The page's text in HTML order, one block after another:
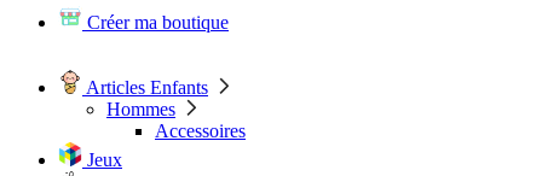
Créer ma boutique
Articles Enfants
Hommes
Accessoires
Jeux